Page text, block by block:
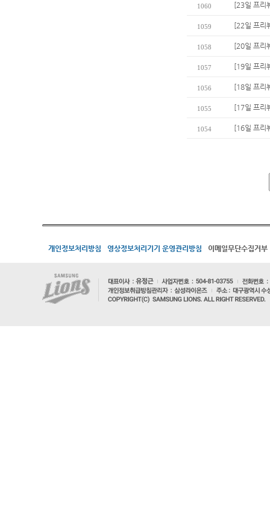
1060 [23일 프리
1059 [22일 프리
1058 [20일 프리
1057 [19일 프리
1056 [18일 프리
1055 [17일 프리
1054 [16일 프리
개인정보처리방침 영상정보처리기기 운영관리방침 이메일무단수집거부